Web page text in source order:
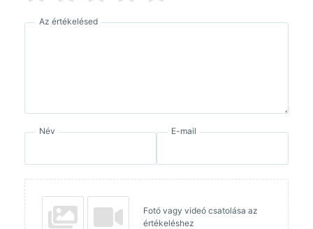
Az értékelésed
Név E-mail
Fotó vagy videó csatolása az
értékeléshez